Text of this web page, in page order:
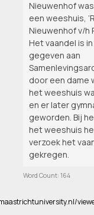
Nieuwenhof
een weeshuis,
Nieuwenhof v/h
Het vaandel is
gegeven aan
door een dame
het weeshuis
en er later
geworden. Bij
het weeshuis
verzoek het
gekregen.
Word Count: 164